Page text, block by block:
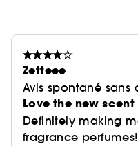
Zetteee
Avis spontané
Love the new scent
Definitely making
fragrance